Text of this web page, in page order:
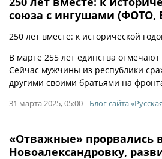
союза с ингушами (ФОТО,
250 лет вместе: к исторической
В марте 255 лет единства
Сейчас мужчины из республики
другими своими братьями на
31 марта 2025, 05:00 Блог сайта
«Отважные» прорвались
Новоалександровку,